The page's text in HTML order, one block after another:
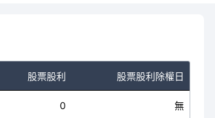
股票股利 股票股利除權日
0 無